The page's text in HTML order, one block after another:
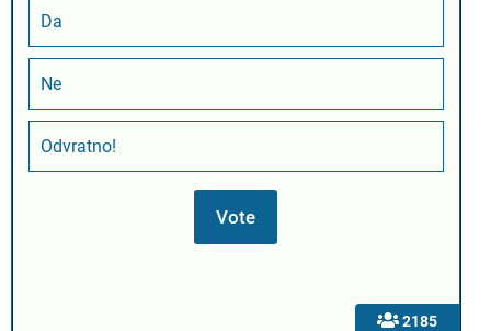
2185
Da
Ne
Odvratno!